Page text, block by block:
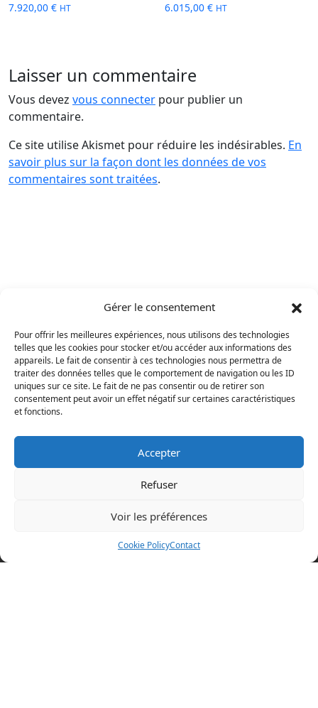
Gérer le consentement
Pour offrir les meilleures expériences, nous utilisons des technologies
telles que les cookies pour stocker et/ou accéder aux informations des
appareils. Le fait de consentir à ces technologies nous permettra de
traiter des données telles que le comportement de navigation ou les ID
uniques sur ce site. Le fait de ne pas consentir ou de retirer son
consentement peut avoir un effet négatif sur certaines caractéristiques
et fonctions.
Accepter
Refuser
Voir les préférences
Cookie PolicyContact
7.920,00 € HT 6.015,00€ HT
Laisser un commentaire
Vous devez vous connecter pour publier un
commentaire.
Ce site utilise Akismet pour réduire les indésirables. En
savoir plus sur la façon dont les données de vos
commentaires sont traitées.
Politique en matière de cookies